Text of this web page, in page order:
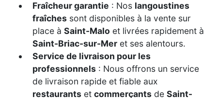
Fraîcheur garantie : Nos langoustines
fraîches sont disponibles à la vente sur
place à Saint-Malo et livrées rapidement à
Saint-Briac-sur-Mer et ses alentours.
Service de livraison pour les
professionnels : Nous offrons un service
de livraison rapide et fiable aux
restaurants et commerçants de Saint-